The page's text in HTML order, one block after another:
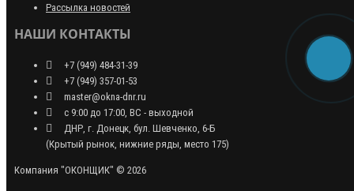
Рассылка новостей
НАШИ КОНТАКТЫ
+7 (949) 484-31-39
+7 (949) 357-01-53
master@okna-dnr.ru
с 9:00 до 17:00, ВС - выходной
ДНР, г. Донецк, бул. Шевченко, 6-Б
(Крытый рынок, нижние ряды, место 175)
Компания "ОКОНЩИК" © 2026